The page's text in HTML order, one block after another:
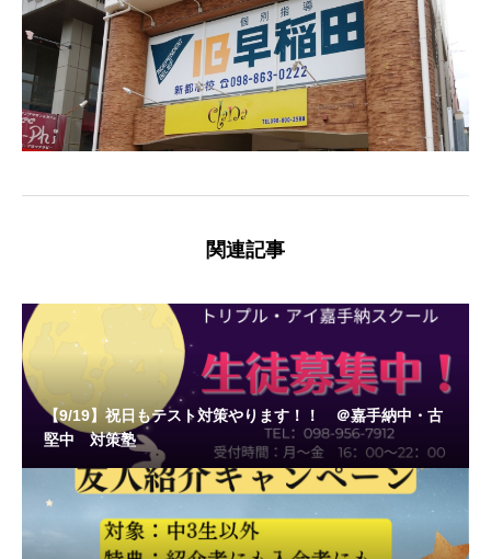
関連記事
【9/19】祝日もテスト対策やります！！ ＠嘉手納中・古
堅中 対策塾